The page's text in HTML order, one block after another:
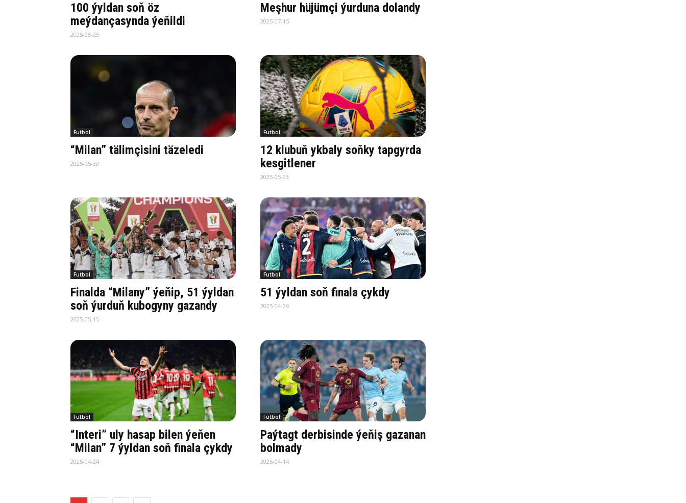
100 ýyldan soň öz
meýdançasynda ýeňildi
2025-08-25
Meşhur hüjümçi ýurduna dolandy
2025-07-15
Futbol
“Milan” tälimçisini täzeledi
2025-05-30
Futbol
12 klubuň ykbaly soňky tapgyrda
kesgitlener
2025-05-23
Futbol
Finalda “Milany” ýeňip, 51 ýyldan
soň ýurduň kubogyny gazandy
2025-05-15
Futbol
51 ýyldan soň finala çykdy
2025-04-26
Futbol
“Interi” uly hasap bilen ýeňen
“Milan” 7 ýyldan soň finala çykdy
2025-04-24
Futbol
Paýtagt derbisinde ýeňiş gazanan
bolmady
2025-04-14